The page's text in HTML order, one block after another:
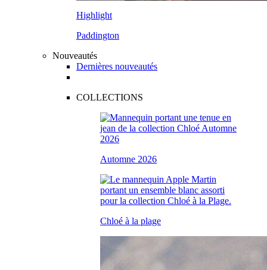
Highlight
Paddington
Nouveautés
Dernières nouveautés
COLLECTIONS
Automne 2026
Chloé à la plage